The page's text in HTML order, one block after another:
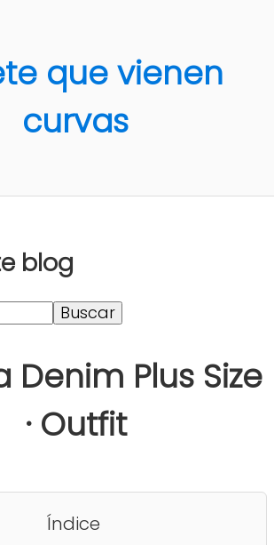
que vienen
curvas
blog
Denim Plus Size
· Outfit
Índice